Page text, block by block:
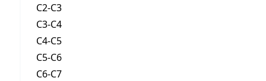
C2-C3
C3-C4
C4-C5
C5-C6
C6-C7